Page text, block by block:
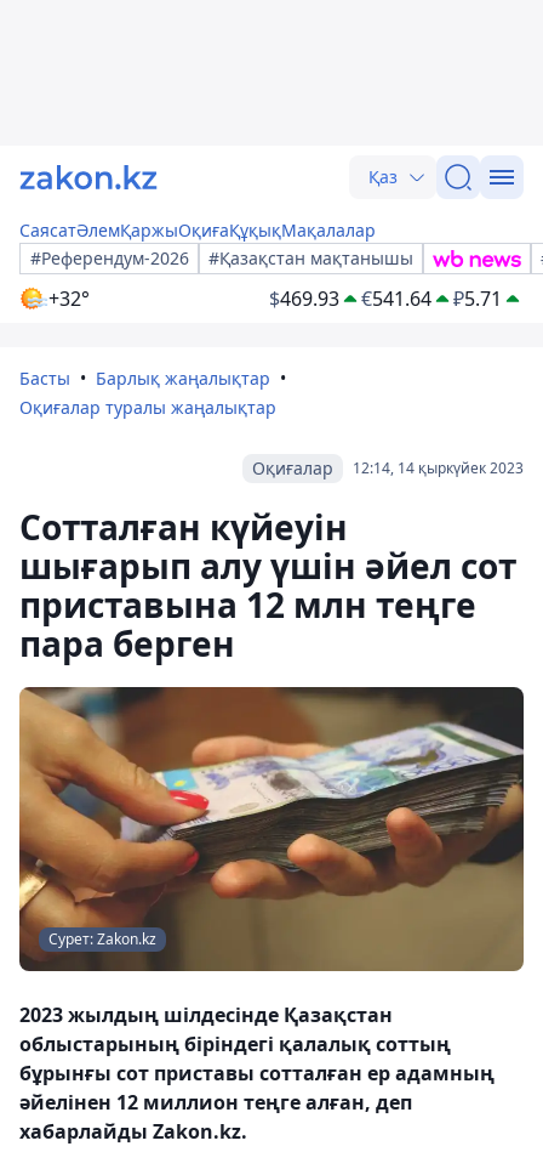
Қаз
СаясатӘлемҚаржыОқиғаҚұқықМақалалар
#Референдум-2026
#Қазақстан мақтанышы
+32° $469.93 €541.64 ₽5.71
Басты
Барлық жаңалықтар
Оқиғалар туралы жаңалықтар
12:14, 14 қыркүйек 2023
Оқиғалар
Сотталған күйеуін
шығарып алу үшін әйел сот
приставына 12 млн теңге
пара берген
Сурет: Zakon.kz
2023 жылдың шілдесінде Қазақстан
облыстарының біріндегі қалалық соттың
бұрынғы сот приставы сотталған ер адамның
әйелінен 12 миллион теңге алған, деп
хабарлайды Zakon.kz.